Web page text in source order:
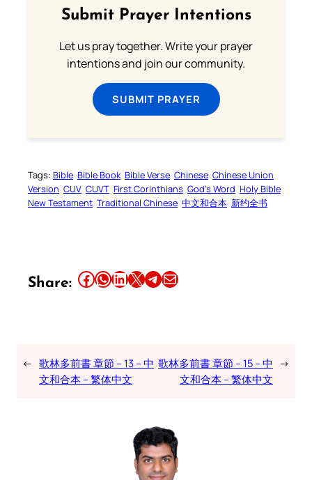
Submit Prayer Intentions
Let us pray together. Write your prayer
intentions and join our community.
SUBMIT PRAYER
Tags: Bible Bible Book Bible Verse Chinese Chinese Union
Version CUV CUVT First Corinthians God’s Word Holy Bible
New Testament Traditional Chinese 中文和合本 新约全书
Share: Share this article on Facebook Share this article on WhatsApp Share this article on LinkedIn Share this article on X Share this article on TelegramEmail this Article
← 歌林多前書 章節 – 13 – 中
文和合本 – 繁体中文
歌林多前書 章節 – 15 – 中
文和合本 – 繁体中文
→